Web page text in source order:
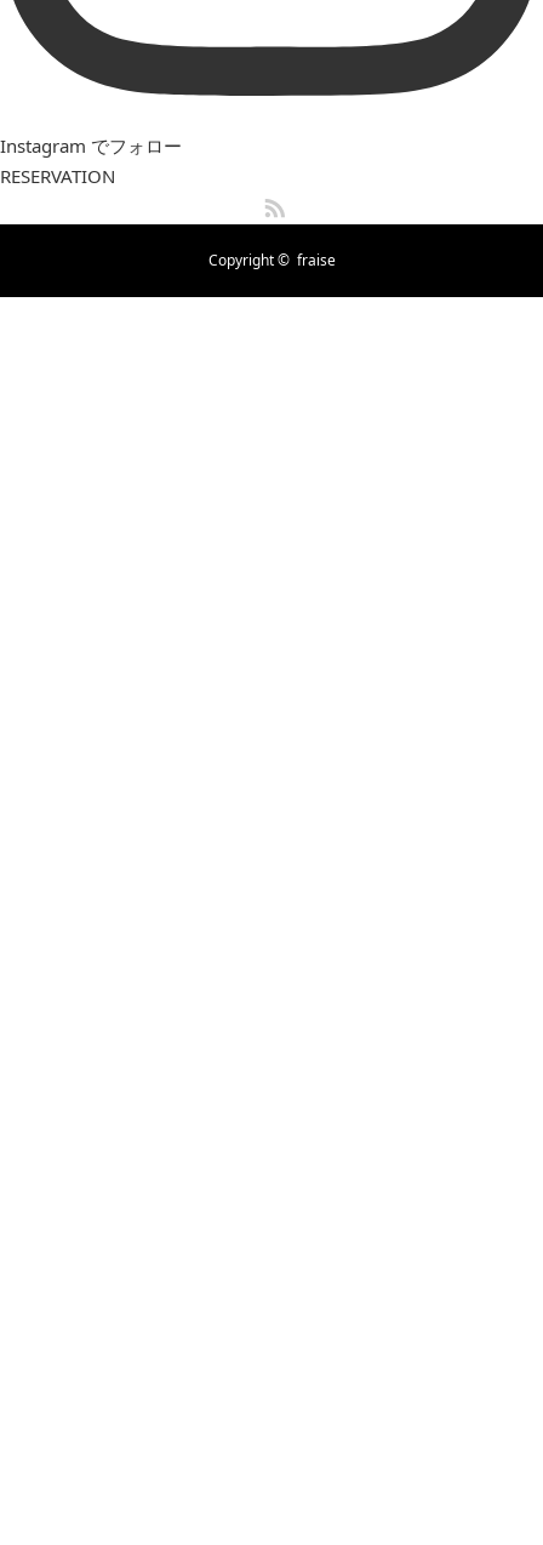
Instagram でフォロー
RESERVATION
Copyright © fraise